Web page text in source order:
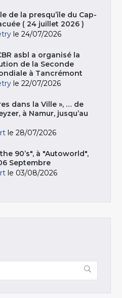
de la presqu’île du Cap-
( 24 juillet 2026 )
le 24/07/2026
asbl a organisé la
de la Seconde
à Tancrémont
le 22/07/2026
dans la Ville », … de
à Namur, jusqu’au
le 28/07/2026
90’s", à "Autoworld",
Septembre
le 03/08/2026